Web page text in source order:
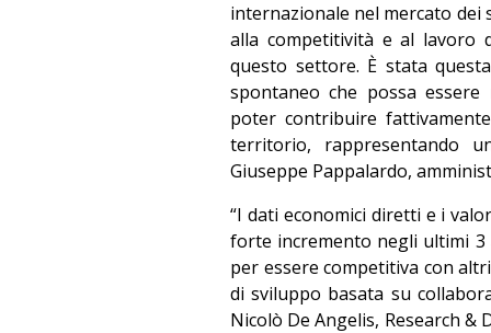
internazionale nel mercato dei
alla competitività e al lavoro
questo settore. È stata
spontaneo che possa
poter contribuire
territorio, rappresentando
Giuseppe Pappalardo,
“I dati economici diretti e i
forte incremento negli ultimi
per essere competitiva con
di sviluppo basata su
Nicolò De Angelis, Research &